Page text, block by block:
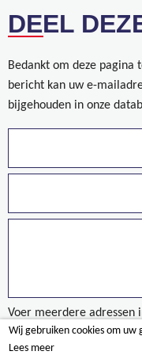
DEEL
Bedankt om deze pagina
bericht kan uw e-
bijgehouden in onze
Voer meerdere adressen
door een komma.
Wij gebruiken cookies om
Lees meer